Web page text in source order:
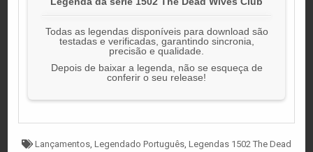
Todas as legendas disponíveis para download são
testadas e verificadas, garantindo sincronia,
precisão e qualidade.
Depois de baixar a legenda, não se esqueça de
conferir o seu release!
Tagged
Lançamentos, Legendado Português, Legendas 1502 The Dead